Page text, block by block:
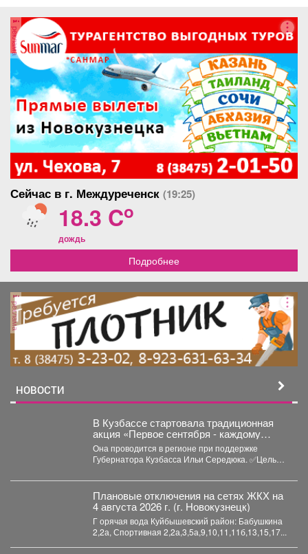
реклама
Сейчас в г. Междуреченск (19:25)
18.3 Co
дождь
Подробнее
реклама
НОВОСТИ
В Кузбассе стартовала традиционная
акция «Первое сентября - каждому
школьнику».
Она проводится в регионе при поддержке
Губернатора Кузбасса Ильи Середюка. ✅Цель
Плановые отключения на сетях ЖКХ на
4 августа 2026 г. (г. Новокузнецк)
Г орячая вода Куйбышевский район: Бабушкина
2,2а, Спортивная 2,2а,3,5а,9,10,11,11б,13,15,17...